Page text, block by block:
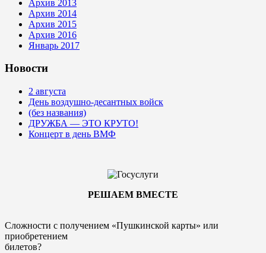
Архив 2013
Архив 2014
Архив 2015
Архив 2016
Январь 2017
Новости
2 августа
День воздушно-десантных войск
(без названия)
ДРУЖБА — ЭТО КРУТО!
Концерт в день ВМФ
РЕШАЕМ ВМЕСТЕ
Сложности с получением «Пушкинской карты» или
приобретением
билетов?